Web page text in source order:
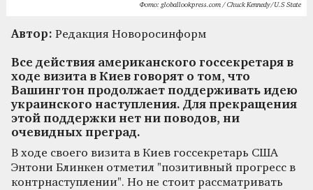
Фото: globallookpress.com / Chuck Kennedy/U.S State
Автор: Редакция Новоросинформ
Все действия американского госсекретаря в
ходе визита в Киев говорят о том, что
Вашингтон продолжает поддерживать идею
украинского наступления. Для прекращения
этой поддержки нет ни поводов, ни
очевидных преград.
В ходе своего визита в Киев госсекретарь США
Энтони Блинкен отметил "позитивный прогресс в
контрнаступлении". Но не стоит рассматривать